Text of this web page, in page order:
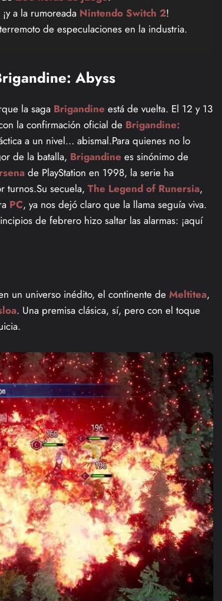
¡y a la rumoreada Nintendo Switch 2!
de especulaciones en la industria.
Abyss
la saga Brigandine está de vuelta. El 12 y 13
la confirmación oficial de Brigandine:
a un nivel… abismal.Para quienes no lo
de la batalla, Brigandine es sinónimo de
de PlayStation en 1998, la serie ha
turnos.Su secuela, The Legend of Runersia,
PC, ya nos dejó claro que la llama seguía viva.
de febrero hizo saltar las alarmas: ¡aquí
un universo inédito, el continente de Meltitea,
. Una premisa clásica, sí, pero con el toque